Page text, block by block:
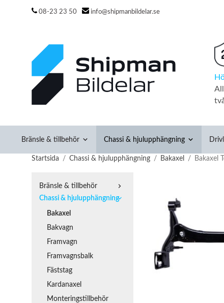
08-23 23 50 info@shipmanbildelar.se
Bränsle & tillbehör Chassi & hjulupphängning
Startsida / Chassi & hjulupphängning / Bakaxel / Bakaxel
Bränsle & tillbehör
Chassi & hjulupphängning
Bakaxel
Bakvagn
Framvagn
Framvagnsbalk
Fäststag
Kardanaxel
Monteringstillbehör